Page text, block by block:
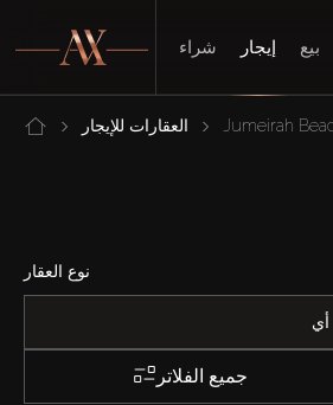
شراء إيجار بيع
العقارات للإيجار Jumeirah
نوع العقار
أي
جميع الفلاتر